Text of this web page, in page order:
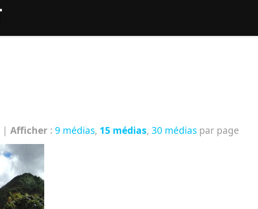
| Afficher : 9 médias, 15 médias, 30 médias par page